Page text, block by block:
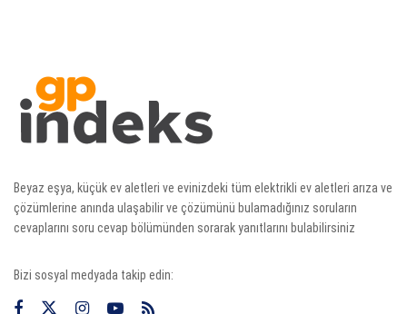
Beyaz eşya, küçük ev aletleri ve evinizdeki tüm elektrikli ev aletleri arıza ve
çözümlerine anında ulaşabilir ve çözümünü bulamadığınız soruların
cevaplarını soru cevap bölümünden sorarak yanıtlarını bulabilirsiniz
Bizi sosyal medyada takip edin: